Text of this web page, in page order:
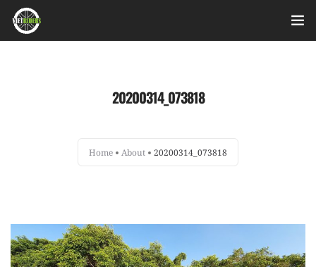
Nhật ký sửa chữa
20200314_073818
Home About 20200314_073818